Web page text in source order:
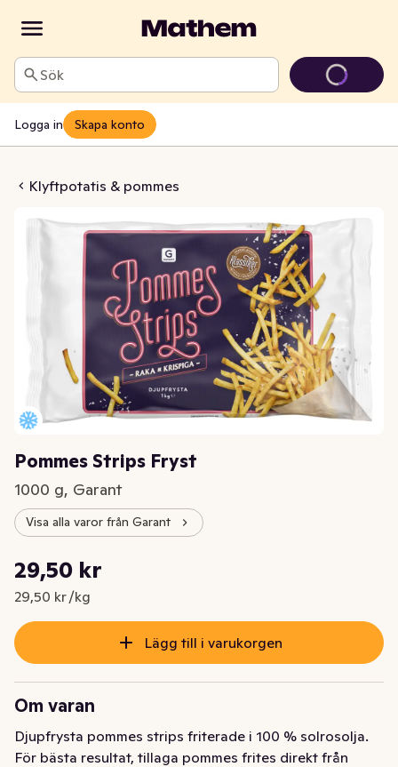
Sök
Logga in Skapa konto
Klyftpotatis & pommes
Strips Fryst
Pommes Strips Fryst
1000 g, Garant
Visa alla varor från Garant
Nuvarande pris är: 29,50 kr
29,50 kr
29,50 kr /kg
Styckpris: 29,50 kr /kg
Lägg till i varukorgen
Om varan
Djupfrysta pommes strips friterade i 100 % solrosolja.
För bästa resultat, tillaga pommes frites direkt från